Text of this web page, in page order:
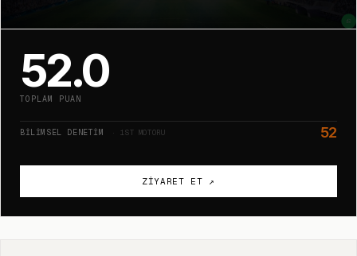
52.0
TOPLAM PUAN
BILIMSEL DENETIM · 1ST MOTORU 52
ZIYARET ET ↗